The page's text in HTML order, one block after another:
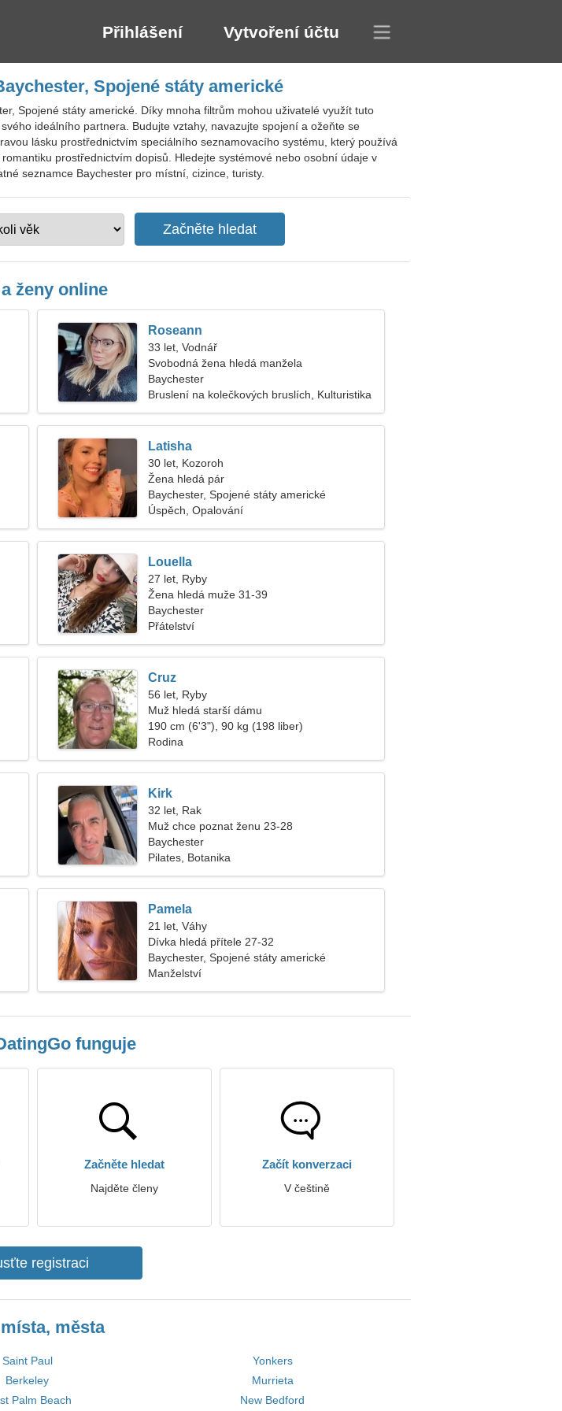
Přihlášení Vytvoření účtu
Spojené státy americké
Spojené státy americké. Díky mnoha filtrům mohou uživatelé využít tuto
ideálního partnera. Budujte vztahy, navazujte spojení a ožeňte se
lásku prostřednictvím speciálního seznamovacího systému, který používá
prostřednictvím dopisů. Hledejte systémové nebo osobní údaje v
seznamce Baychester pro místní, cizince, turisty.
ženy online
Roseann
33 let, Vodnář
Svobodná žena hledá manžela
Baychester
Bruslení na kolečkových bruslích, Kulturistika
Latisha
30 let, Kozoroh
Žena hledá pár
Baychester, Spojené státy americké
Úspěch, Opalování
Louella
27 let, Ryby
Žena hledá muže 31-39
Baychester
Přátelství
Cruz
56 let, Ryby
Muž hledá starší dámu
190 cm (6'3"), 90 kg (198 liber)
Rodina
Kirk
32 let, Rak
Muž chce poznat ženu 23-28
Baychester
Pilates, Botanika
Pamela
21 let, Váhy
Dívka hledá přítele 27-32
Baychester, Spojené státy americké
Manželství
funguje
Začněte hledat
Najděte členy
Začít konverzaci
V češtině
registraci
města
Saint Paul
Yonkers
Berkeley
Murrieta
Palm Beach New Bedford